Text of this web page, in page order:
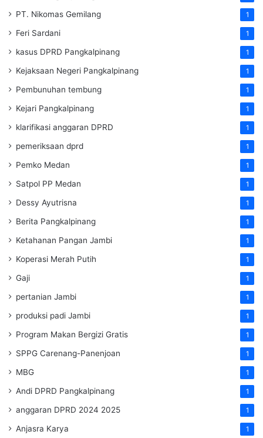
PT. Nikomas Gemilang 1
Feri Sardani 1
kasus DPRD Pangkalpinang 1
Kejaksaan Negeri Pangkalpinang 1
Pembunuhan tembung 1
Kejari Pangkalpinang 1
klarifikasi anggaran DPRD 1
pemeriksaan dprd 1
Pemko Medan 1
Satpol PP Medan 1
Dessy Ayutrisna 1
Berita Pangkalpinang 1
Ketahanan Pangan Jambi 1
Koperasi Merah Putih 1
Gaji 1
pertanian Jambi 1
produksi padi Jambi 1
Program Makan Bergizi Gratis 1
SPPG Carenang-Panenjoan 1
MBG 1
Andi DPRD Pangkalpinang 1
anggaran DPRD 2024 2025 1
Anjasra Karya 1